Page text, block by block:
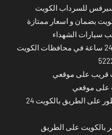
للسرداب الكويت
بضمان و اسعار ممتازة
سيارات الشهداء
قريب على موقعي
على موقعي
بنشر تصليح سيارات متنقل متطور على الطريق بالكويت 24
بالكويت على الطريق